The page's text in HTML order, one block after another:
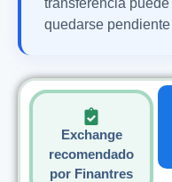
quedarse
Exchange
recomendado
por Finantres